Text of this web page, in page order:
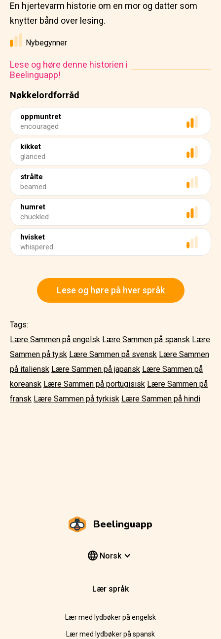
Nøkkelordforråd
oppmuntret
encouraged
kikket
glanced
strålte
beamed
humret
chuckled
hvisket
whispered
En hjertevarm historie om en mor og datter som
knytter bånd over lesing.
Nybegynner
Lese og høre denne historien i
Beelinguapp!
Lese og høre på hver språk
Tags:
Lære Sammen på engelsk Lære Sammen på spansk Lære
Sammen på tysk Lære Sammen på svensk Lære Sammen
på italiensk Lære Sammen på japansk Lære Sammen på
koreansk Lære Sammen på portugisisk Lære Sammen på
fransk Lære Sammen på tyrkisk Lære Sammen på hindi
Beelinguapp
Norsk
Lær språk
Lær med lydbøker på engelsk
Lær med lydbøker på spansk